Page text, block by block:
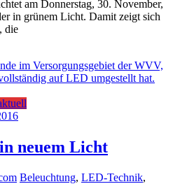
am Donnerstag, 30. November,
in grünem Licht. Damit zeigt sich
die
neuem Licht
Beleuchtung, LED-Technik,